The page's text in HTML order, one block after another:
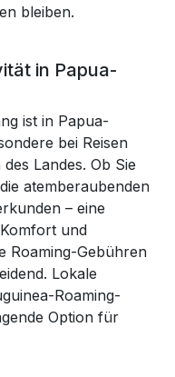
bleiben.
in Papua-
ist in Papua-
bei Reisen
Landes. Ob Sie
atemberaubenden
– eine
und
Roaming-Gebühren
Lokale
Roaming-
Option für